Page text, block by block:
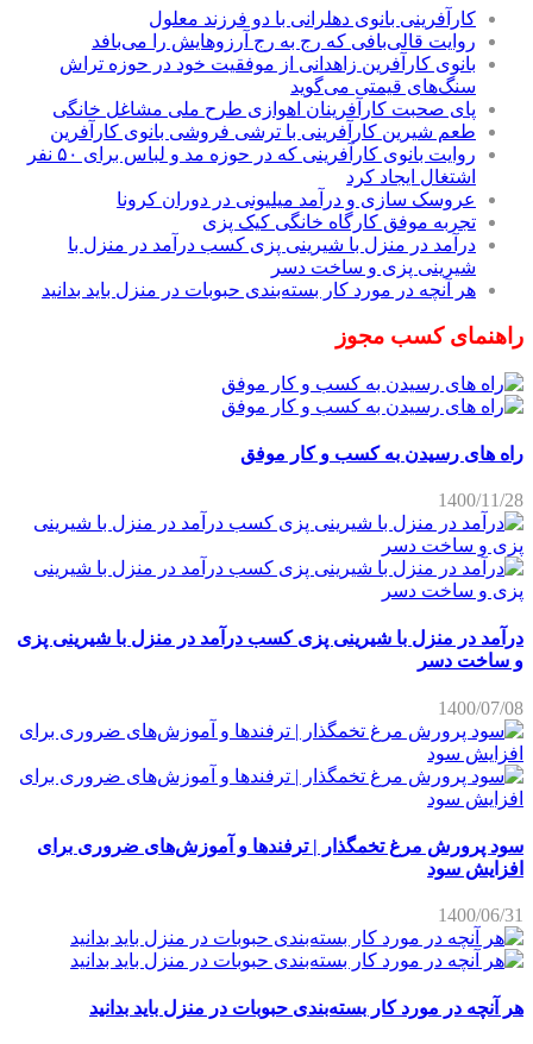
کارآفرینی بانوی دهلرانی با دو فرزند معلول
روایت قالی‌بافی که رج به رج آرزوهایش را می‌بافد
بانوی کارآفرین زاهدانی از موفقیت خود در حوزه تراش
سنگ‌های قیمتی می‌گوید
پای صحبت کارآفرینان اهوازی طرح ملی مشاغل خانگی
طعم شیرین کارآفرینی با ترشی فروشی بانوی کارآفرین
روایت بانوی کارآفرینی که در حوزه مد و لباس برای ۵۰ نفر
اشتغال ایجاد کرد
عروسک سازی و درآمد میلیونی در دوران کرونا
تجربه موفق کارگاه خانگی کیک پزی
درآمد در منزل با شیرینی پزی کسب درآمد در منزل با
شیرینی پزی و ساخت دسر
هر آنچه در مورد کار بسته‌بندی حبوبات در منزل باید بدانید
راهنمای کسب مجوز
راه های رسیدن به کسب و کار موفق
1400/11/28
درآمد در منزل با شیرینی پزی کسب درآمد در منزل با شیرینی پزی
و ساخت دسر
1400/07/08
سود پرورش مرغ تخمگذار | ترفندها و آموزش‌های ضروری برای
افزایش سود
1400/06/31
هر آنچه در مورد کار بسته‌بندی حبوبات در منزل باید بدانید